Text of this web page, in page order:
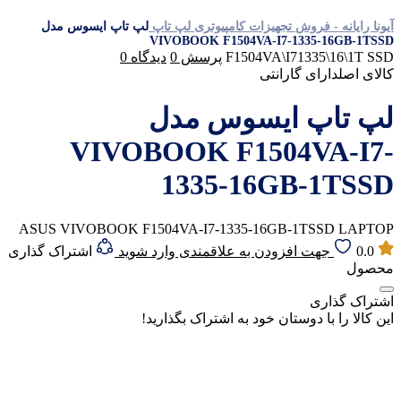
آیونا رایانه - فروش تجهیزات کامپیوتری لپ تاپ لپ تاپ ایسوس مدل
VIVOBOOK F1504VA-I7-1335-16GB-1TSSD
F1504VA\I71335\16\1T SSD پرسش 0 دیدگاه 0
کالای اصلدارای گارانتی
لپ تاپ ایسوس مدل
VIVOBOOK F1504VA-I7-
1335-16GB-1TSSD
ASUS VIVOBOOK F1504VA-I7-1335-16GB-1TSSD LAPTOP
0.0
جهت افزودن به علاقمندی وارد شوید
اشتراک گذاری
محصول
اشتراک گذاری
این کالا را با دوستان خود به اشتراک بگذارید!